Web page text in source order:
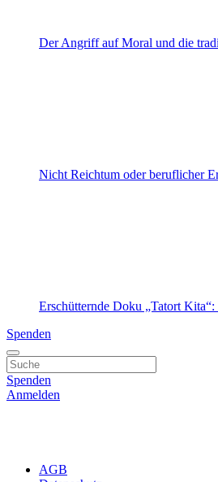
Der Angriff auf Moral und die
Nicht Reichtum oder beruflicher
Erschütternde Doku „Tatort
Spenden
Spenden
Anmelden
AGB